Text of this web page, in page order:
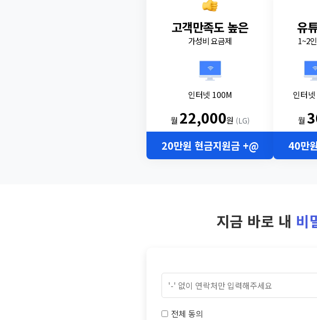
고객만족도 높은
가성비 요금제
인터넷 100M
월 22,000원 (LG)
20만원 현금지원금 +@
유
1~2
인터
월
40만
지금 바로 내 비
전체 동의